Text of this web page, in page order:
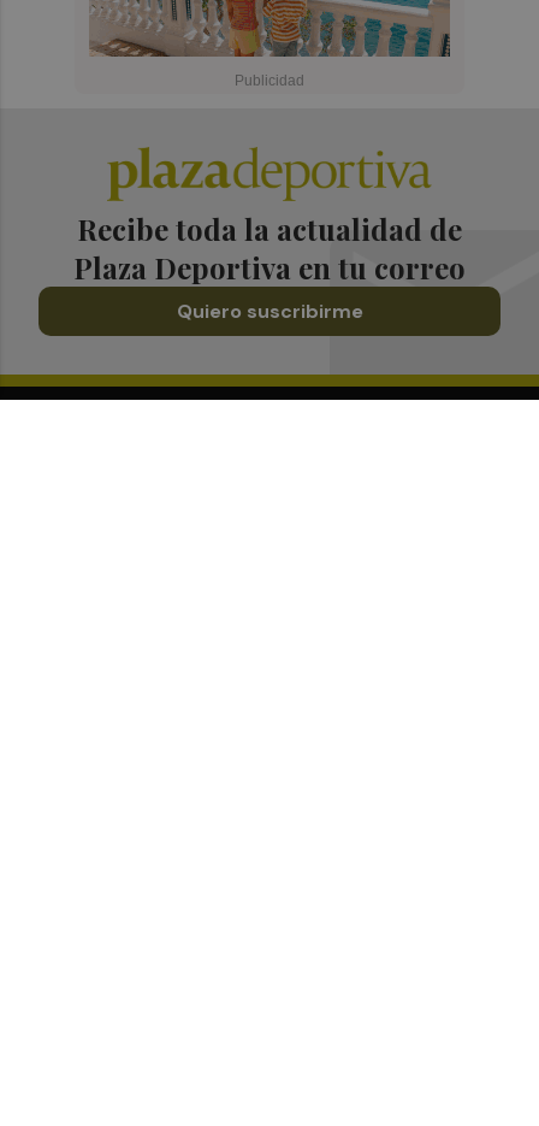
Recibe toda la actualidad de
Plaza Deportiva en tu correo
Quiero suscribirme